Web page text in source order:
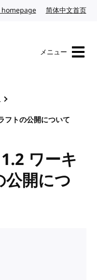
英語简体中文首页中
メニュー
フトの公開について
ワーキ
開につ